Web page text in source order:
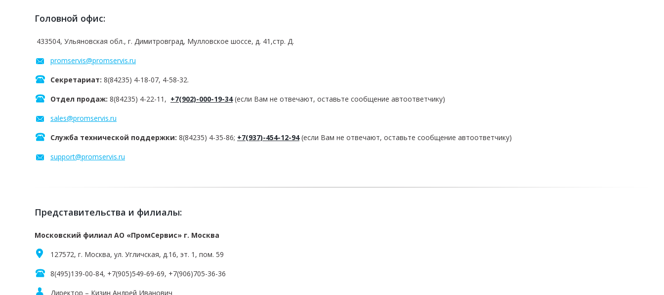
Головной офис:
433504, Ульяновская обл., г. Димитровград, Мулловское шоссе, д. 41,стр. Д.
promservis@promservis.ru
Секретариат: 8(84235) 4-18-07, 4-58-32.
Отдел продаж: 8(84235) 4-22-11, +7(902)-000-19-34(если Вам не отвечают, оставьте сообщение автоответчику)
sales@promservis.ru
Служба технической поддержки: 8(84235) 4-35-86; +7(937)-454-12-94(если Вам не отвечают, оставьте сообщение автоответчику)
support@promservis.ru
Представительства и филиалы:
Московский филиал АО «ПромСервис» г. Москва
127572, г. Москва, ул. Угличская, д.16, эт. 1, пом. 59
8(495)139-00-84, +7(905)549-69-69, +7(906)705-36-36
Директор – Кизин Андрей Иванович